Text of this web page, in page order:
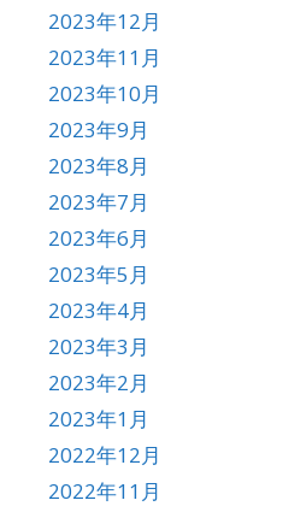
2023年12月
2023年11月
2023年10月
2023年9月
2023年8月
2023年7月
2023年6月
2023年5月
2023年4月
2023年3月
2023年2月
2023年1月
2022年12月
2022年11月